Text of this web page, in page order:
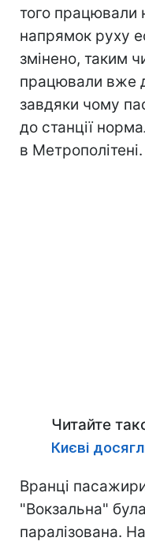
того працювали
напрямок руху
змінено, таким
працювали вже
завдяки чому
до станції
в Метрополітені.
Читайте
Києві
Вранці
"Вокзальна"
паралізована.